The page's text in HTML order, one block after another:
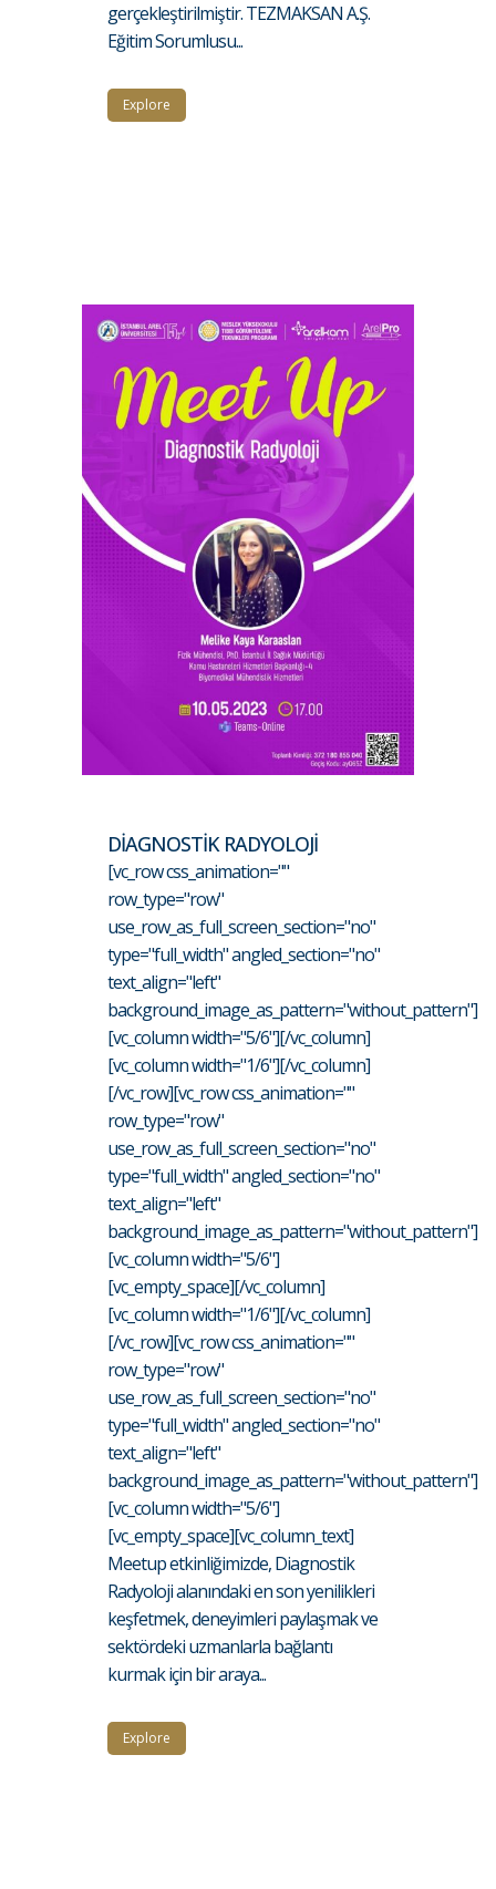
gerçekleştirilmiştir. TEZMAKSAN A.Ş.
Eğitim Sorumlusu...
Explore
DİAGNOSTİK RADYOLOJİ
[vc_row css_animation=""
row_type="row"
use_row_as_full_screen_section="no"
type="full_width" angled_section="no"
text_align="left"
background_image_as_pattern="without_pattern"]
[vc_column width="5/6"][/vc_column]
[vc_column width="1/6"][/vc_column]
[/vc_row][vc_row css_animation=""
row_type="row"
use_row_as_full_screen_section="no"
type="full_width" angled_section="no"
text_align="left"
background_image_as_pattern="without_pattern"]
[vc_column width="5/6"]
[vc_empty_space][/vc_column]
[vc_column width="1/6"][/vc_column]
[/vc_row][vc_row css_animation=""
row_type="row"
use_row_as_full_screen_section="no"
type="full_width" angled_section="no"
text_align="left"
background_image_as_pattern="without_pattern"]
[vc_column width="5/6"]
[vc_empty_space][vc_column_text]
Meetup etkinliğimizde, Diagnostik
Radyoloji alanındaki en son yenilikleri
keşfetmek, deneyimleri paylaşmak ve
sektördeki uzmanlarla bağlantı
kurmak için bir araya...
Explore